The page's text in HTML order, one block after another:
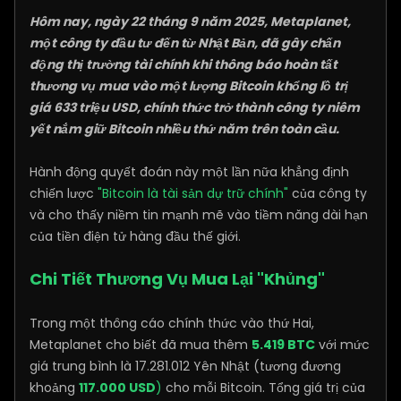
Hôm nay, ngày 22 tháng 9 năm 2025, Metaplanet,
một công ty đầu tư đến từ Nhật Bản, đã gây chấn
động thị trường tài chính khi thông báo hoàn tất
thương vụ mua vào một lượng Bitcoin khổng lồ trị
giá 633 triệu USD, chính thức trở thành công ty niêm
yết nắm giữ Bitcoin nhiều thứ năm trên toàn cầu.
Hành động quyết đoán này một lần nữa khẳng định
chiến lược "Bitcoin là tài sản dự trữ chính" của công ty
và cho thấy niềm tin mạnh mẽ vào tiềm năng dài hạn
của tiền điện tử hàng đầu thế giới.
Chi Tiết Thương Vụ Mua Lại "Khủng"
Trong một thông cáo chính thức vào thứ Hai,
Metaplanet cho biết đã mua thêm 5.419 BTC với mức
giá trung bình là 17.281.012 Yên Nhật (tương đương
khoảng 117.000 USD) cho mỗi Bitcoin. Tổng giá trị của